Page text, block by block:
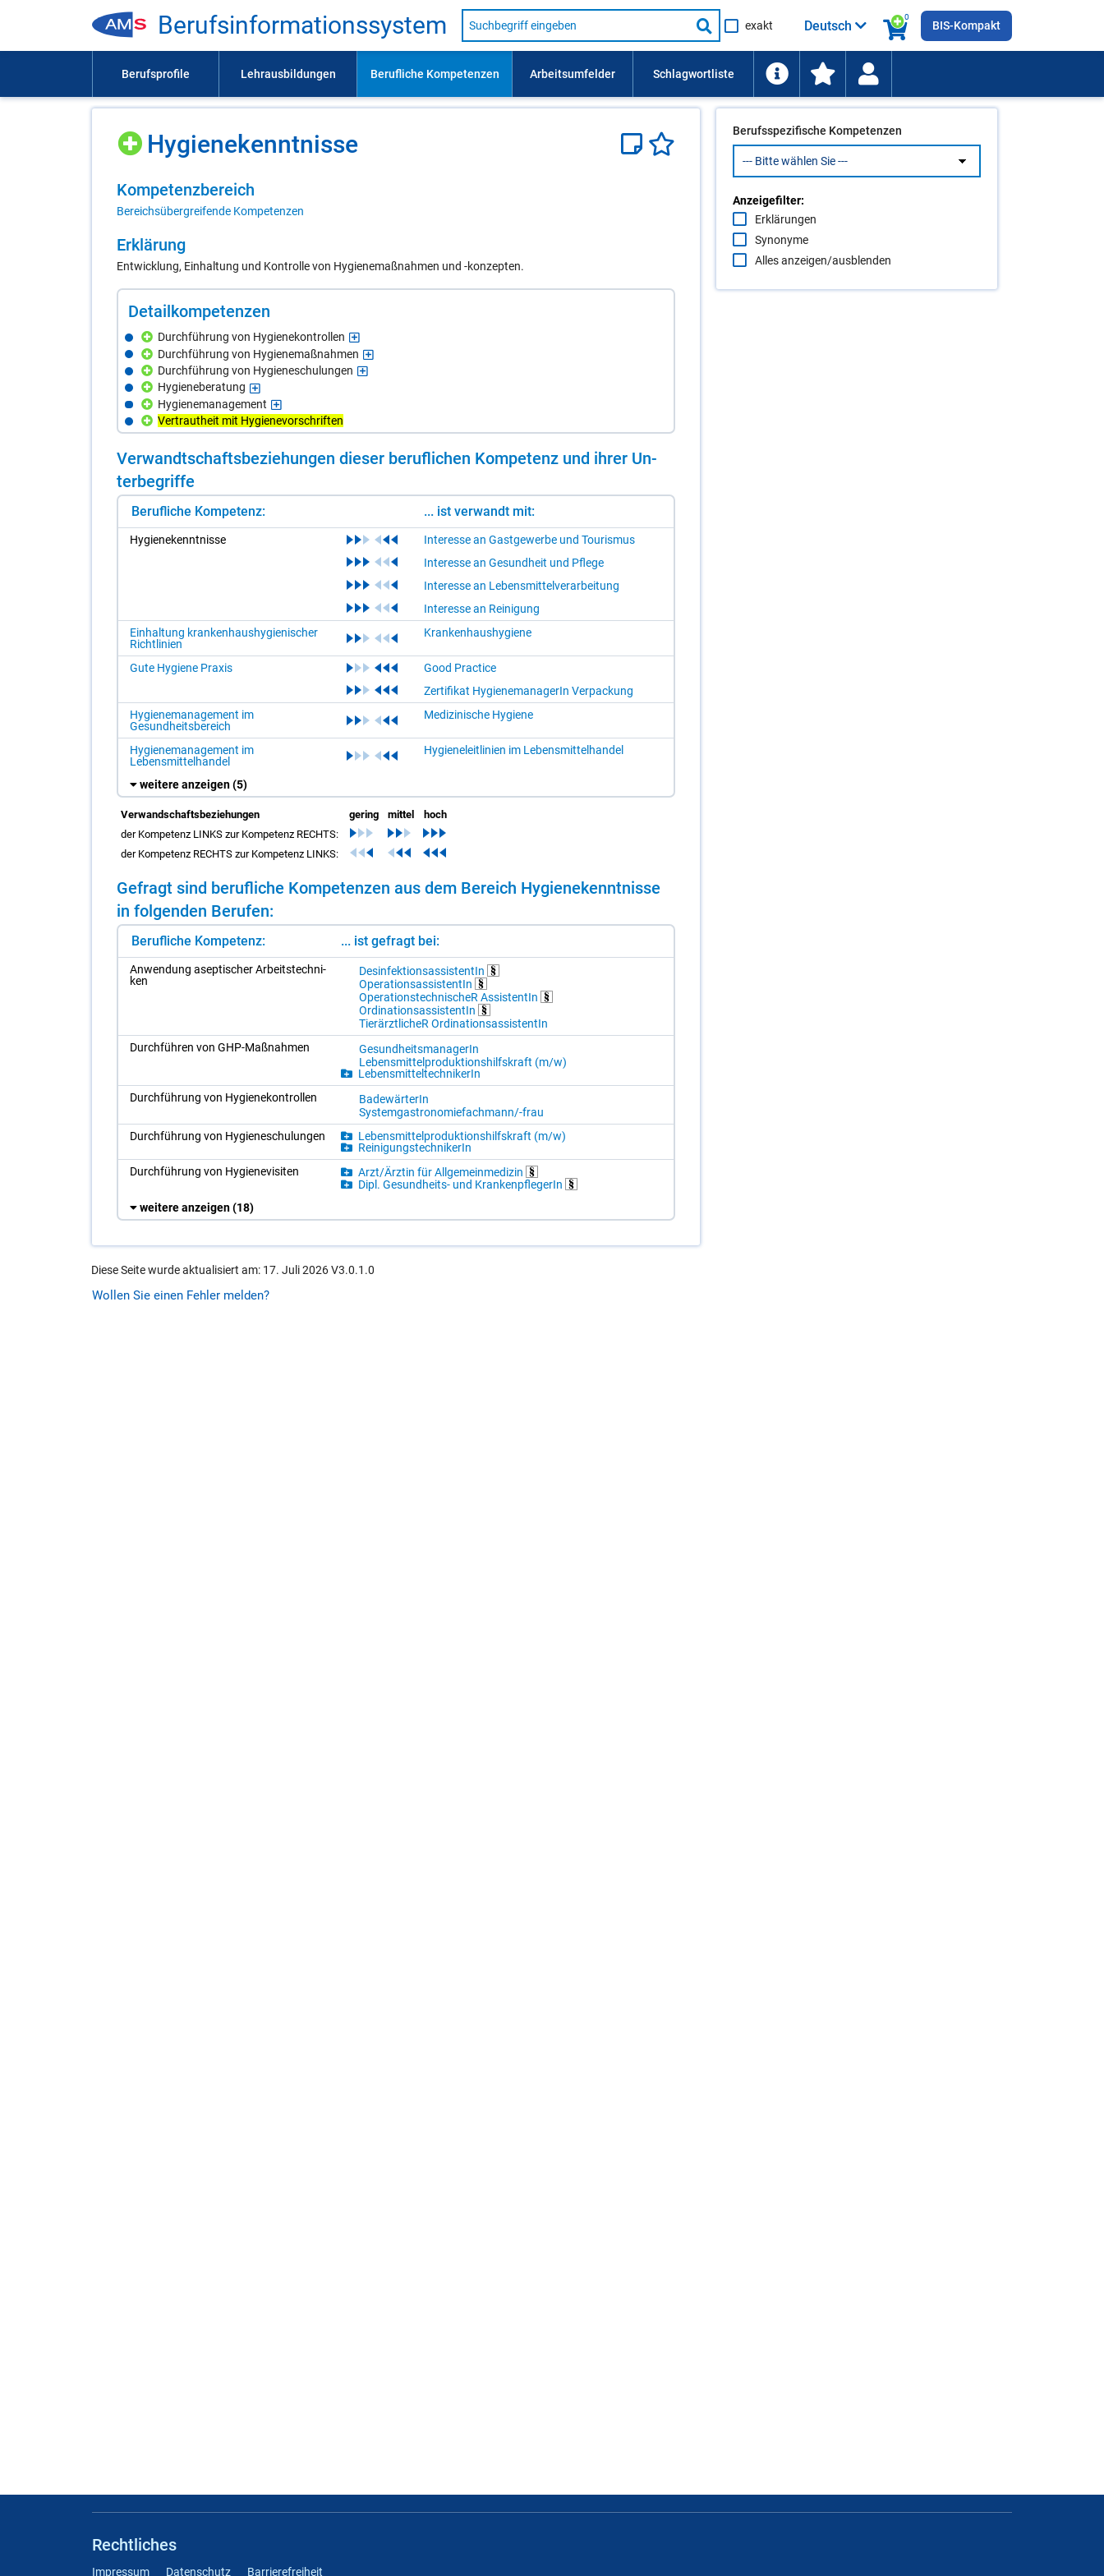
Be­rufs­in­for­ma­ti­ons­sys­tem
Suche
nach
Lehrausbildung,
usw.
Suche
starten
exakt
0
Deutsch BIS-Kompakt
Hy­gie­ne­kennt­nis­se
Kom­pe­tenz­be­reich
Bereichsübergreifende Kompetenzen
Er­klä­rung
Entwicklung, Einhaltung und Kontrolle von Hygienemaßnahmen und -konzepten.
De­tail­kom­pe­ten­zen
Durchführung von Hygienekontrollen
Durchführung von Hygienemaßnahmen
Durchführung von Hygieneschulungen
Hygieneberatung
Hygienemanagement
Vertrautheit mit Hygienevorschriften
Ver­wandt­schafts­be­zie­hun­gen die­ser be­ruf­li­chen Kom­pe­tenz und ih­rer Un­
ter­be­grif­fe
Berufliche Kompetenz: ... ist verwandt mit:
Hy­gie­ne­kennt­nis­se
Interesse an Gastgewerbe und Tourismus
Interesse an Gesundheit und Pflege
Interesse an Lebensmittelverarbeitung
Interesse an Reinigung
Einhaltung krankenhaushygienischer
Richtlinien
Krankenhaushygiene
Gute Hygiene Praxis
Good Practice
Zertifikat HygienemanagerIn Verpackung
Hygienemanagement im
Gesundheitsbereich
Medizinische Hygiene
Hygienemanagement im
Lebensmittelhandel
Hygieneleitlinien im Lebensmittelhandel
weitere anzeigen(5)
Verwandschaftsbeziehungen gering mittel
hoch
der Kompetenz LINKS zur Kompetenz RECHTS:
der Kompetenz RECHTS zur Kompetenz LINKS:
Ge­fragt sind be­ruf­li­che Kom­pe­ten­zen aus dem Be­reich Hy­gie­ne­kennt­nis­se
in fol­gen­den Be­ru­fen:
Berufliche Kompetenz: ... ist gefragt bei:
An­wen­dung asep­ti­scher Ar­beits­tech­ni­
ken
Des­in­fek­ti­ons­as­sis­ten­tIn
Ope­ra­ti­ons­as­sis­ten­tIn
Ope­ra­ti­ons­tech­ni­scheR As­sis­ten­tIn
Or­di­na­ti­ons­as­sis­ten­tIn
Tier­ärzt­li­cheR Or­di­na­ti­ons­as­sis­ten­tIn
Durch­füh­ren von GHP-Maß­nah­men
Ge­sund­heits­ma­na­ge­rIn
Le­bens­mit­tel­pro­duk­ti­ons­hilfs­kraft (m/​w)
Le­bens­mit­tel­tech­ni­ke­rIn
Durch­füh­rung von Hy­gie­ne­kon­trol­len
Ba­de­wär­te­rIn
Sys­tem­gas­tro­no­mie­fach­mann/-​frau
Durch­füh­rung von Hy­gie­ne­schu­lun­gen
Le­bens­mit­tel­pro­duk­ti­ons­hilfs­kraft (m/​w)
Rei­ni­gungs­tech­ni­ke­rIn
Durch­füh­rung von Hy­gie­ne­vi­si­ten
Arzt/Ä​rz­tin für All­ge­mein­me­di­zin
Dipl. Ge­sund­heits- und Kran­ken­pfle­ge­rIn
weitere anzeigen(18)
Berufsspezifische Kompetenzen
Anzeigefilter:
Erklärungen
Synonyme
Alles anzeigen/ausblenden
Diese Seite wurde aktualisiert am: 17. Juli 2026 V3.0.1.0
Wollen Sie einen Fehler melden?
Rechtliches
Impressum Datenschutz Barrierefreiheit